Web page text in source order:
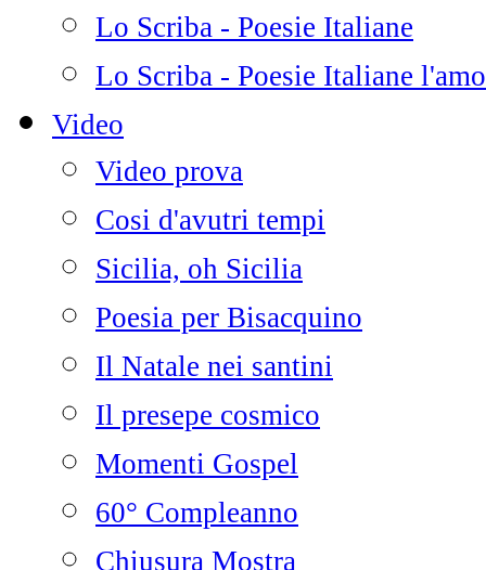
Lo Scriba - Poesie Italiane
Lo Scriba - Poesie Italiane
Video
Video prova
Cosi d'avutri tempi
Sicilia, oh Sicilia
Poesia per Bisacquino
Il Natale nei santini
Il presepe cosmico
Momenti Gospel
60° Compleanno
Chiusura Mostra